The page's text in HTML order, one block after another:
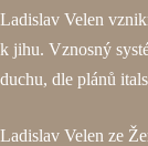
Ladislav Velen
k jihu. Vznosný
duchu, dle plánů
Ladislav Velen ze